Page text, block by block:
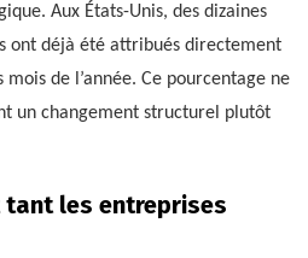
Aux États-Unis, des dizaines
ont déjà été attribués directement
mois de l’année. Ce pourcentage ne
un changement structurel plutôt
tant les entreprises